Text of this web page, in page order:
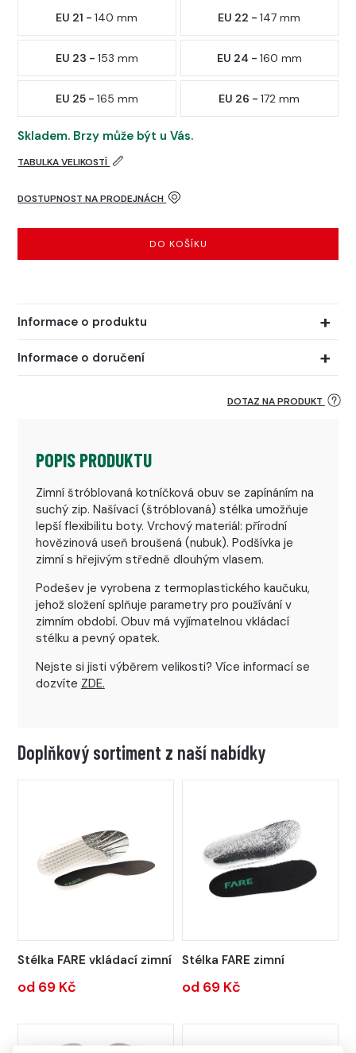
EU 21 -140 mm EU 22 -147 mm
EU 23 - 153 mm EU 24 - 160 mm
EU 25 - 165 mm EU 26 -172 mm
Skladem. Brzy může být u Vás.
TABULKA VELIKOSTÍ
DOSTUPNOST NA PRODEJNÁCH
DO KOŠÍKU
Informace o produktu
Informace o doručení
DOTAZ NA PRODUKT
POPIS PRODUKTU
Zimní štróblovaná kotníčková obuv se zapínáním na
suchý zip. Našívací (štróblovaná) stélka umožňuje
lepší flexibilitu boty. Vrchový materiál: přírodní
hovězinová useň broušená (nubuk). Podšívka je
zimní s hřejivým středně dlouhým vlasem.
Podešev je vyrobena z termoplastického kaučuku,
jehož složení splňuje parametry pro používání v
zimním období. Obuv má vyjímatelnou vkládací
stélku a pevný opatek.
Nejste si jisti výběrem velikosti? Více informací se
dozvíte ZDE.
Doplňkový sortiment z naší nabídky
Stélka FARE vkládací zimní
od 69 Kč
Stélka FARE zimní
od 69 Kč